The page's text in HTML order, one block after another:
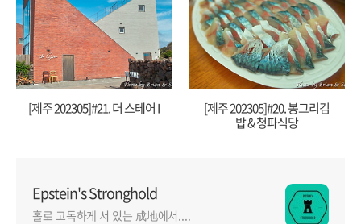
[제주 202305]#21. 더 스테어 I
[제주 202305]#20. 봉그리김
밥 & 청파식당
Epstein's Stronghold
홀로 고독하게 서 있는 成地에서....